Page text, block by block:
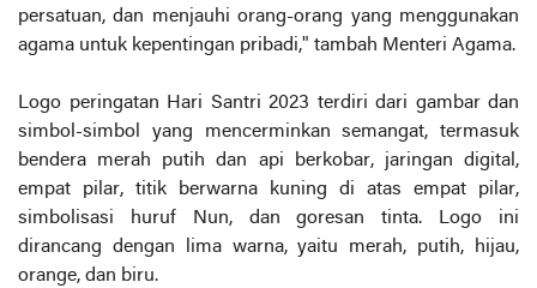
persatuan, dan menjauhi orang-orang yang menggunakan
agama untuk kepentingan pribadi," tambah Menteri Agama.
Logo peringatan Hari Santri 2023 terdiri dari gambar dan
simbol-simbol yang mencerminkan semangat, termasuk
bendera merah putih dan api berkobar, jaringan digital,
empat pilar, titik berwarna kuning di atas empat pilar,
simbolisasi huruf Nun, dan goresan tinta. Logo ini
dirancang dengan lima warna, yaitu merah, putih, hijau,
orange, dan biru.